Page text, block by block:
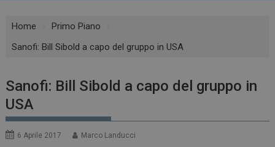
Home
Primo Piano
Sanofi: Bill Sibold a capo del gruppo in USA
Sanofi: Bill Sibold a capo del gruppo in
USA
6 Aprile 2017 Marco Landucci